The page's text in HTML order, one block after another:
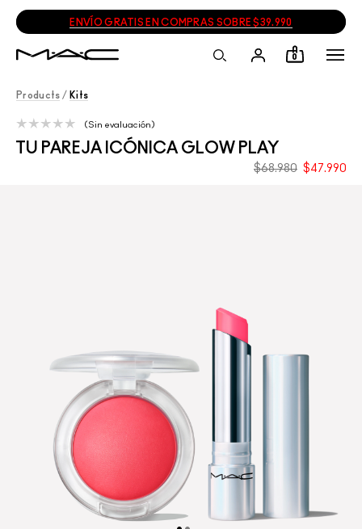
ENVÍO GRATIS EN COMPRAS SOBRE $39.990
0
Products / Kits
TU PAREJA ICÓNICA GLOW PLAY
$68.980 $47.990
Sin evaluación